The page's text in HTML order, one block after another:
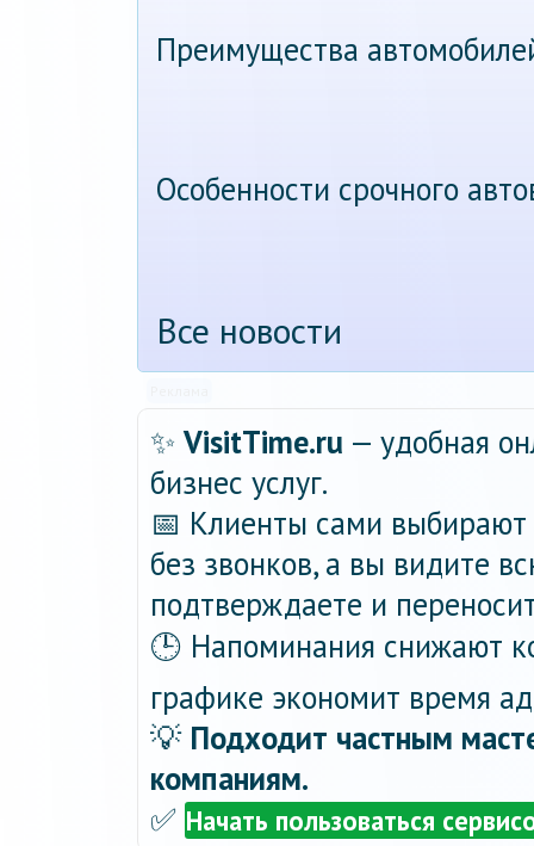
Преимущества
Особенности срочного
Все новости
✨ VisitTime.ru — удобная
бизнес услуг.
📅 Клиенты сами
без звонков, а вы видите
подтверждаете и
🕒 Напоминания снижают
графике экономит время
💡 Подходит частным
компаниям.
✅ Начать пользоваться